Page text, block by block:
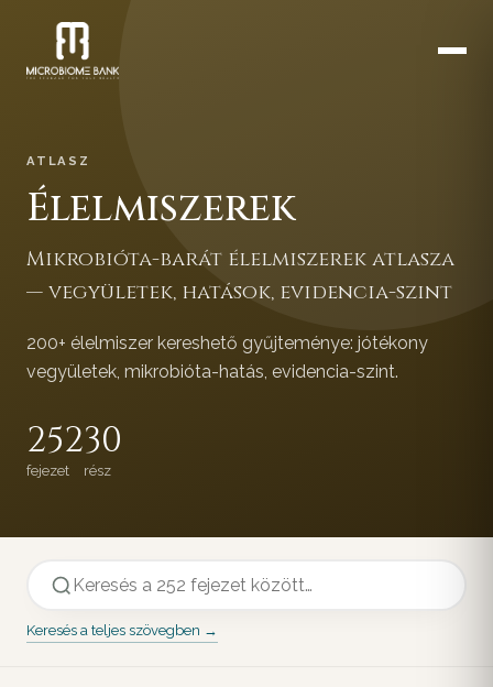
ATLASZ
Élelmiszerek
Mikrobióta-barát élelmiszerek atlasza
— vegyületek, hatások, evidencia-szint
200+ élelmiszer kereshető gyűjteménye: jótékony
vegyületek, mikrobióta-hatás, evidencia-szint.
252
fejezet
30
rész
Keresés a teljes szövegben →